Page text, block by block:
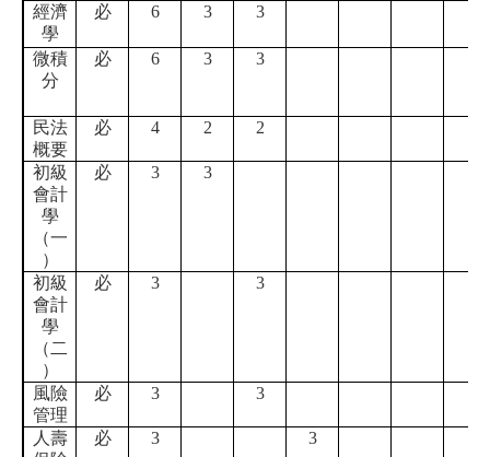
經濟
學
必 6 3 3
微積
分
必 6 3 3
民法
概要
必 4 2 2
初級
會計
學
（一
）
必 3 3
初級
會計
學
（二
）
必 3 3
風險
管理
必 3 3
人壽
必 3 3